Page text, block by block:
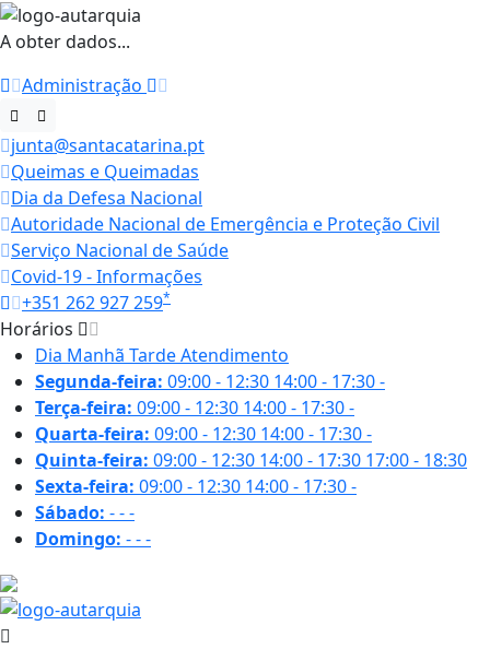
A obter dados...
Administração
junta@santacatarina.pt
Queimas e Queimadas
Dia da Defesa Nacional
Autoridade Nacional de Emergência e Proteção Civil
Serviço Nacional de Saúde
Covid-19 - Informações
+351 262 927 259*
Horários
Dia Manhã TardeAtendimento
Segunda-feira: 09:00 - 12:30 14:00 - 17:30-
Terça-feira: 09:00 - 12:30 14:00 - 17:30-
Quarta-feira: 09:00 - 12:30 14:00 - 17:30-
Quinta-feira: 09:00 - 12:30 14:00 - 17:30 17:00 - 18:30
Sexta-feira: 09:00 - 12:30 14:00 - 17:30-
Sábado: ---
Domingo: ---